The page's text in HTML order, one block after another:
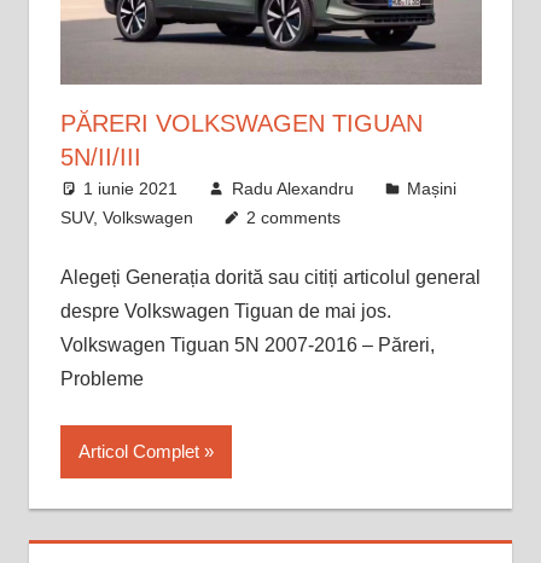
PĂRERI VOLKSWAGEN TIGUAN
5N/II/III
1 iunie 2021 Radu Alexandru
Mașini
SUV, Volkswagen 2 comments
Alegeți Generația dorită sau citiți articolul general
despre Volkswagen Tiguan de mai jos.
Volkswagen Tiguan 5N 2007-2016 – Păreri,
Probleme
Articol Complet